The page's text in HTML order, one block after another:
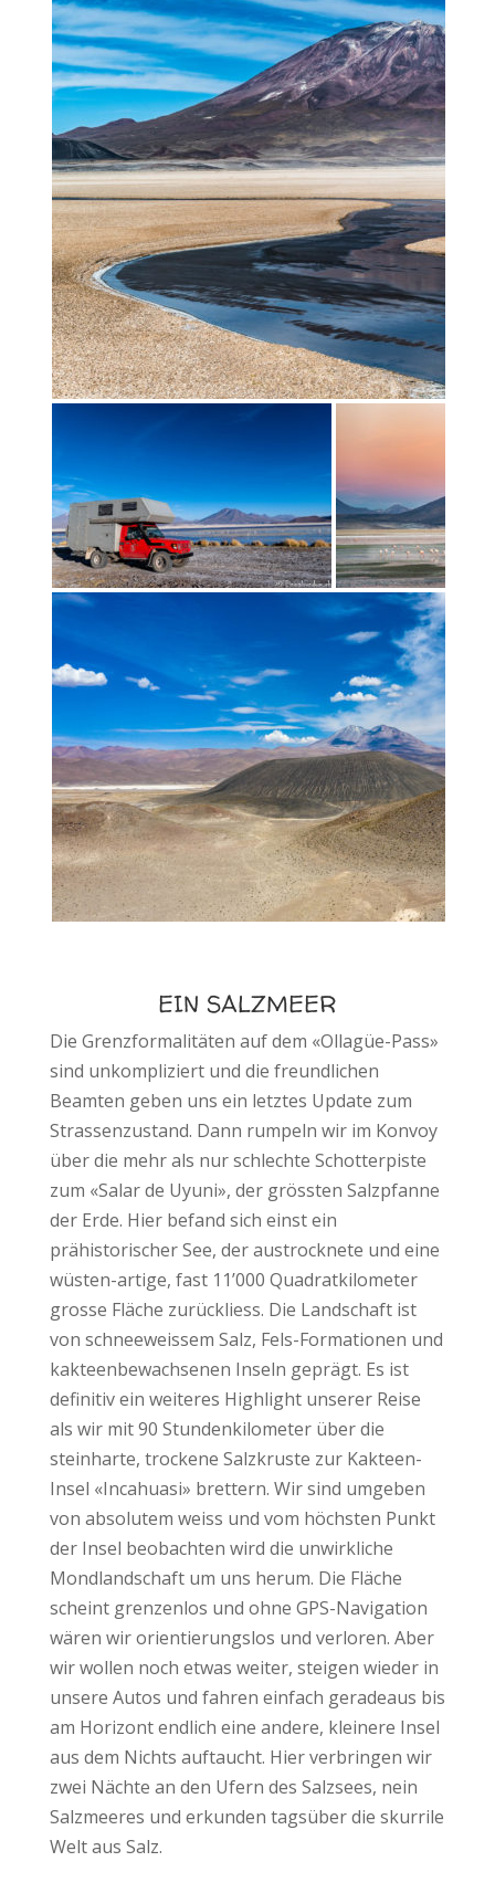
EIN SALZMEER
Die Grenzformalitäten auf dem «Ollagüe-Pass»
sind unkompliziert und die freundlichen
Beamten geben uns ein letztes Update zum
Strassenzustand. Dann rumpeln wir im Konvoy
über die mehr als nur schlechte Schotterpiste
zum «Salar de Uyuni», der grössten Salzpfanne
der Erde. Hier befand sich einst ein
prähistorischer See, der austrocknete und eine
wüsten-artige, fast 11’000 Quadratkilometer
grosse Fläche zurückliess. Die Landschaft ist
von schneeweissem Salz, Fels-Formationen und
kakteenbewachsenen Inseln geprägt. Es ist
definitiv ein weiteres Highlight unserer Reise
als wir mit 90 Stundenkilometer über die
steinharte, trockene Salzkruste zur Kakteen-
Insel «Incahuasi» brettern. Wir sind umgeben
von absolutem weiss und vom höchsten Punkt
der Insel beobachten wird die unwirkliche
Mondlandschaft um uns herum. Die Fläche
scheint grenzenlos und ohne GPS-Navigation
wären wir orientierungslos und verloren. Aber
wir wollen noch etwas weiter, steigen wieder in
unsere Autos und fahren einfach geradeaus bis
am Horizont endlich eine andere, kleinere Insel
aus dem Nichts auftaucht. Hier verbringen wir
zwei Nächte an den Ufern des Salzsees, nein
Salzmeeres und erkunden tagsüber die skurrile
Welt aus Salz.